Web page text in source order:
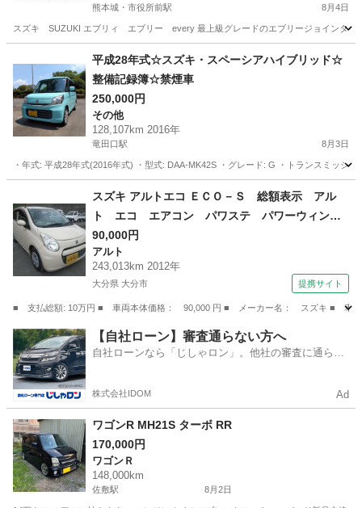
熊本城・市役所前駅 8月4日
スズキ SUZUKI エブリィ エブリー every 最上級グレードのエブリージョインター
熊本城・市役所前駅 エブリイ
平成28年式☆スズキ・スペーシアハイブリッド☆
整備記録簿☆禁煙車
250,000円
その他
128,107km 2016年
竜田口駅 8月3日
・年式: 平成28年式(2016年式) ・型式: DAA-MK42S ・グレード: G ・トランスミッシ
竜田口駅
スズキ アルトエコ ＥＣＯ－Ｓ 総額表示 アル
ト エコ エアコン パワステ パワーウィン
ド キーレスキー タイミングチェーン Ｉ－Ｓ
ＴＯＰ （検9.2）
90,000円
アルト
243,013km 2012年
大分県 大分市 提携サイト
■ 支払総額: 10万円 ■ 車両本体価格： 90,000 円 ■ メーカー名： スズキ ■
大分 大分市 アルト
【自社ローン】審査通らない方へ
自社ローンなら「じしゃロン」。他社の審査に通らな
株式会社IDOM Ad
ワゴンR MH21S ターボ RR
170,000円
ワゴンＲ
148,000km
佐敷駅 8月2日